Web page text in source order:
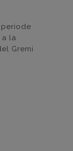
la
Gremi